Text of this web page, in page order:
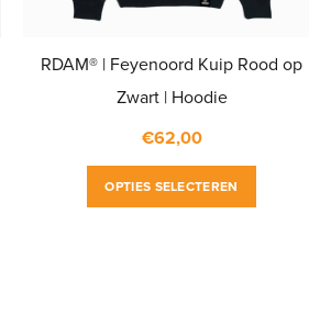
RDAM® | Feyenoord Kuip Rood op
Zwart | Hoodie
€62,00
OPTIES SELECTEREN
product